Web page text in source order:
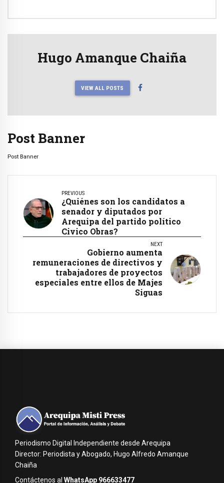
Hugo Amanque Chaiña
VIEW ALL POSTS
Post Banner
Post Banner
PREVIOUS
¿Quiénes son los candidatos a
senador y diputados por
Arequipa del partido político
Civico Obras?
NEXT
Gobierno aumenta
remuneraciones de directivos y
trabajadores de proyectos
especiales entre ellos de Majes
Siguas
Periodismo Digital Independiente desde Arequipa
Director: Periodista y Abogado, Hugo Alfredo Amanque
Chaiña
Contáctenos al WhatsApp 966633477